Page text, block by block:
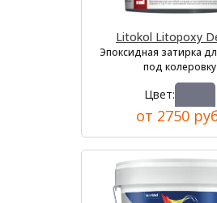
Litokol Litopoxy
Эпоксидная затирка
под колеровку
Цвет:
от 2750